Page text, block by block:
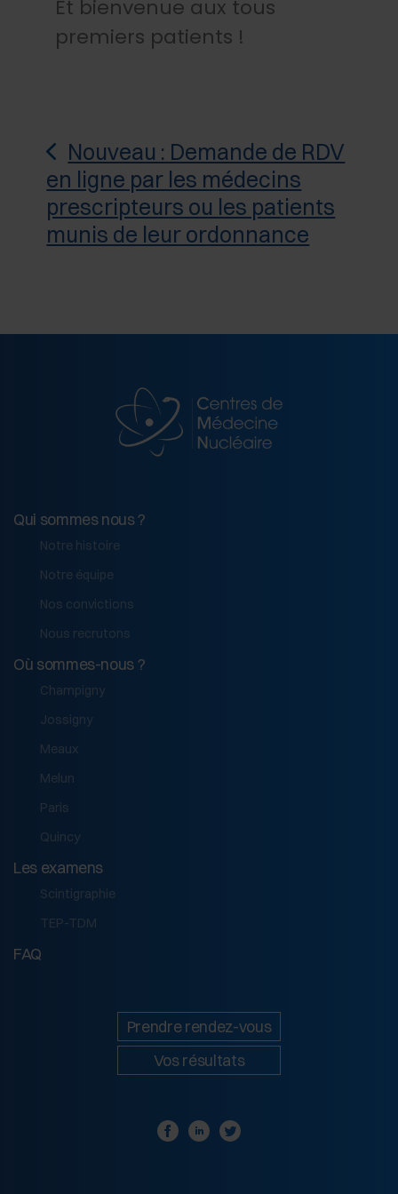
Et bienvenue aux tous
premiers patients !
Nouveau : Demande de RDV
en ligne par les médecins
prescripteurs ou les patients
munis de leur ordonnance
Qui sommes nous ?
Notre histoire
Notre équipe
Nos convictions
Nous recrutons
Où sommes-nous ?
Champigny
Jossigny
Meaux
Melun
Paris
Quincy
Les examens
Scintigraphie
TEP-TDM
FAQ
Prendre rendez-vous
Vos résultats